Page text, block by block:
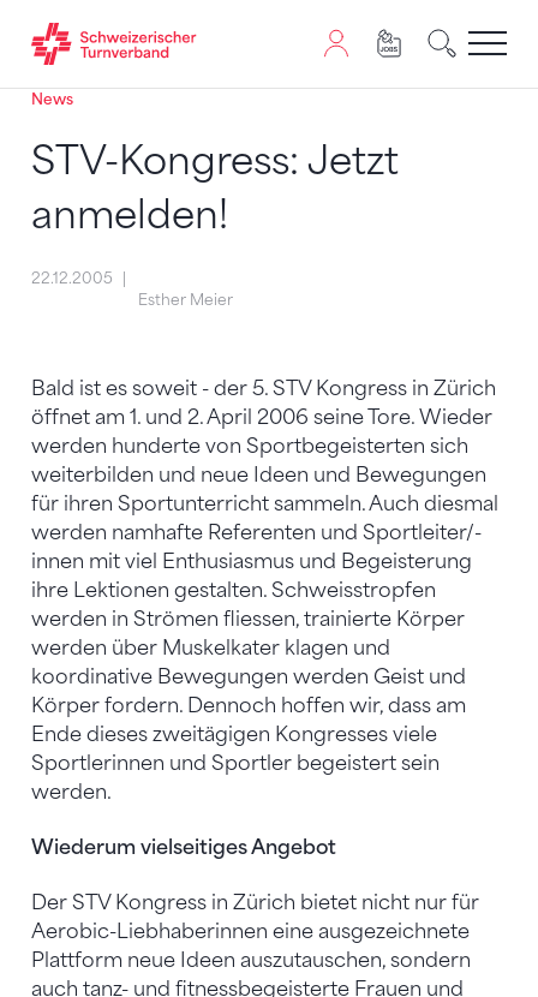
Zum Inhalt springen
Zur Sitemap navigieren
Zum Navigieren dieser Seite wird JavaScript benötigt.
News
STV-Kongress: Jetzt
anmelden!
22.12.2005
Esther Meier
Bald ist es soweit - der 5. STV Kongress in Zürich
öffnet am 1. und 2. April 2006 seine Tore. Wieder
werden hunderte von Sportbegeisterten sich
weiterbilden und neue Ideen und Bewegungen
für ihren Sportunterricht sammeln. Auch diesmal
werden namhafte Referenten und Sportleiter/-
innen mit viel Enthusiasmus und Begeisterung
ihre Lektionen gestalten. Schweisstropfen
werden in Strömen fliessen, trainierte Körper
werden über Muskelkater klagen und
koordinative Bewegungen werden Geist und
Körper fordern. Dennoch hoffen wir, dass am
Ende dieses zweitägigen Kongresses viele
Sportlerinnen und Sportler begeistert sein
werden.
Wiederum vielseitiges Angebot
Der STV Kongress in Zürich bietet nicht nur für
Aerobic-Liebhaberinnen eine ausgezeichnete
Plattform neue Ideen auszutauschen, sondern
auch tanz- und fitnessbegeisterte Frauen und